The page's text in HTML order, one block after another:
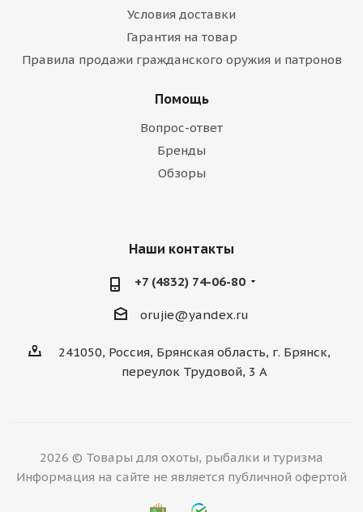
Условия доставки
Гарантия на товар
Правила продажи гражданского оружия и патронов
Помощь
Вопрос-ответ
Бренды
Обзоры
Наши контакты
+7 (4832) 74-06-80
orujie@yandex.ru
241050, Россия, Брянская область, г. Брянск,
переулок Трудовой, 3 А
2026 © Товары для охоты, рыбалки и туризма
Информация на сайте не является публичной офертой